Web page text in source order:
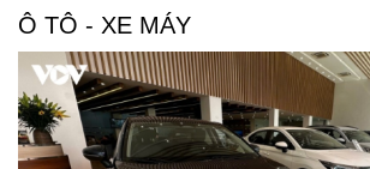
Ô TÔ - XE MÁY